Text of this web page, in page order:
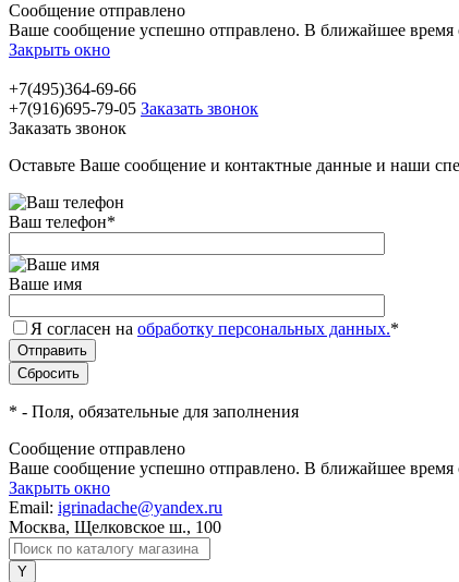
Сообщение отправлено
Ваше сообщение успешно отправлено. В ближайшее время
Закрыть окно
+7(495)364-69-66
+7(916)695-79-05 Заказать звонок
Заказать звонок
Оставьте Ваше сообщение и контактные данные и наши
Ваш телефон*
Ваше имя
Я согласен на обработку персональных данных.*
* - Поля, обязательные для заполнения
Сообщение отправлено
Ваше сообщение успешно отправлено. В ближайшее время
Закрыть окно
Email: igrinadache@yandex.ru
Москва, Щелковское ш., 100